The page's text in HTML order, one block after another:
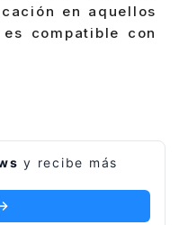
en aquellos
compatible con
y recibe más